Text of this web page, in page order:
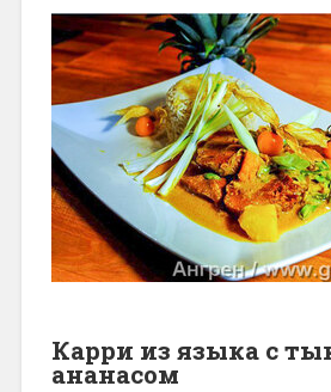
Карри из языка с
ананасом